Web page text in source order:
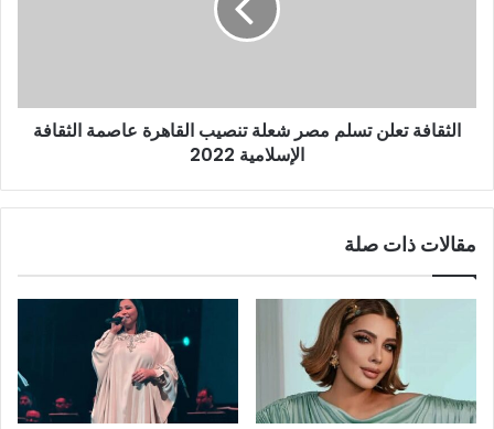
الثقافة تعلن تسلم مصر شعلة تنصيب القاهرة عاصمة الثقافة
الإسلامية 2022
مقالات ذات صلة